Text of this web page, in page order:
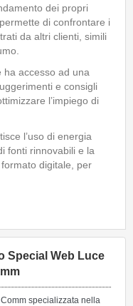
dei propri
di confrontare i
da altri clienti, simili
ha accesso ad una
e consigli
l’impiego di
l’uso di energia
fonti rinnovabili e la
digitale, per
Special Web Luce
specializzata nella